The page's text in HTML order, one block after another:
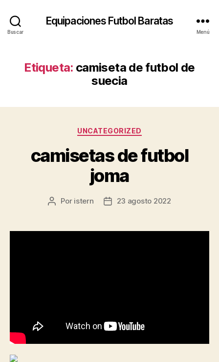
Buscar
Equipaciones Futbol Baratas
Menú
Etiqueta: camiseta de futbol de
suecia
Categorías
UNCATEGORIZED
camisetas de futbol
joma
Autor
entrada
Por istern
Fecha
entrada
23 agosto 2022